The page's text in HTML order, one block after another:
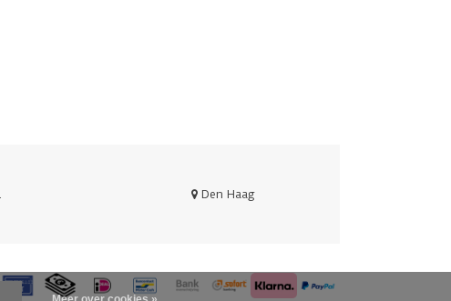
Den Haag